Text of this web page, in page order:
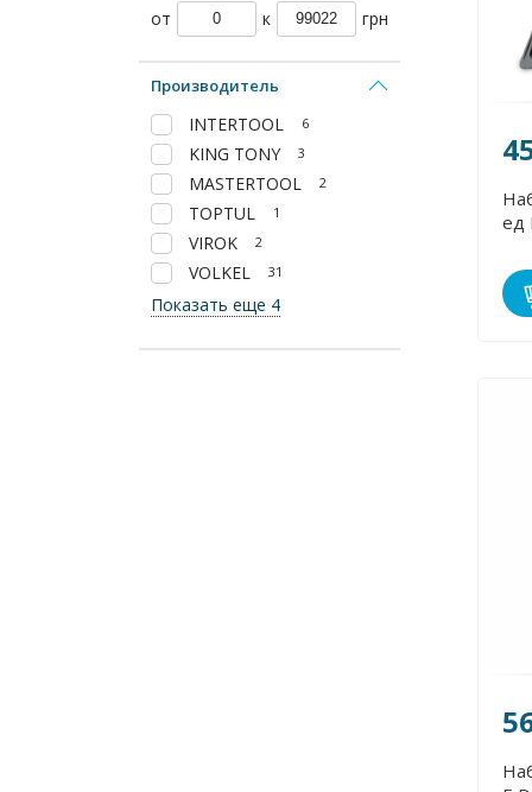
от к грн
Производитель
INTERTOOL 6
KING TONY 3
MASTERTOOL 2
TOPTUL 1
VIROK 2
VOLKEL 31
Показать еще 4
ед